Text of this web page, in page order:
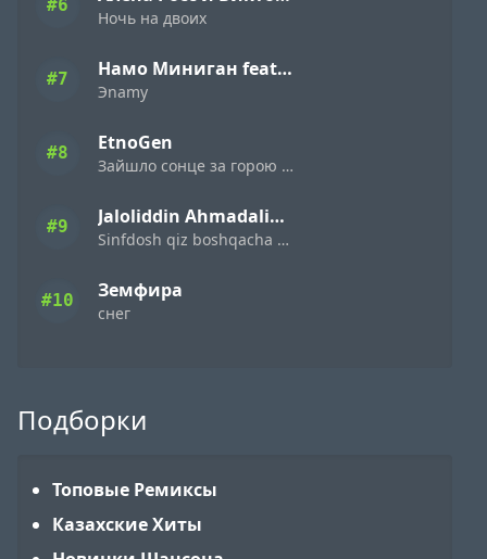
#6
Ночь на двоих
#7 Намо Миниган feat. Miyagi & Эндшпиль
Эnamy
#8 EtnoGen
Зайшло сонце за горою темна ніч настала
#9 Jaloliddin Ahmadaliyev
Sinfdosh qiz boshqacha eding
#10 Земфира
снег
Подборки
Топовые Ремиксы
Казахские Хиты